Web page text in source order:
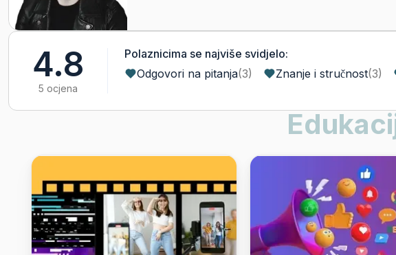
4.8
5 ocjena
Polaznicima se najviše svidjelo:
Odgovori na pitanja(3) Znanje i stručnost(3)